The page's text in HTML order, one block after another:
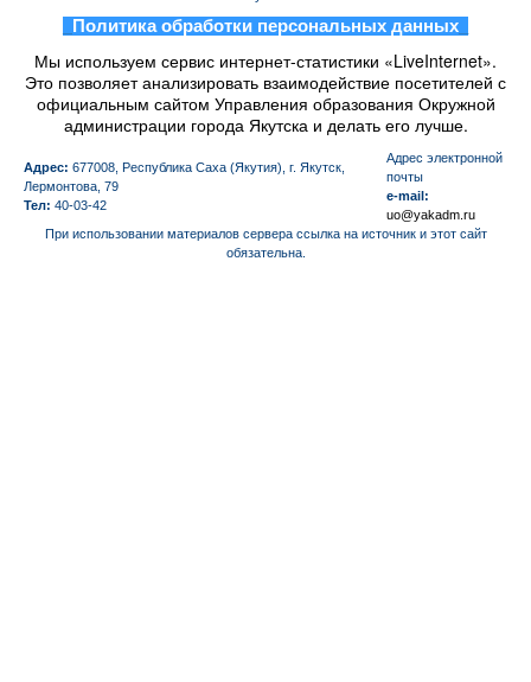
Политика обработки персональных данных
Мы используем сервис интернет-статистики «LiveInternet».
Это позволяет анализировать взаимодействие посетителей с
официальным сайтом Управления образования Окружной
администрации города Якутска и делать его лучше.
Адрес: 677008, Республика Саха (Якутия), г. Якутск,
Лермонтова, 79
Тел: 40-03-42
Aдрес электронной
почты
e-mail:
uo@yakadm.ru
При использовании материалов сервера ссылка на источник и этот сайт
обязательна.